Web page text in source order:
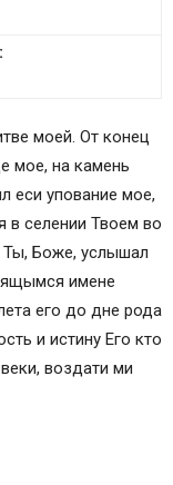
моей. От конец
мое, на камень
еси упование мое,
в селении Твоем во
Ты, Боже, услышал
имене
его до дне рода
и истину Его кто
воздати ми